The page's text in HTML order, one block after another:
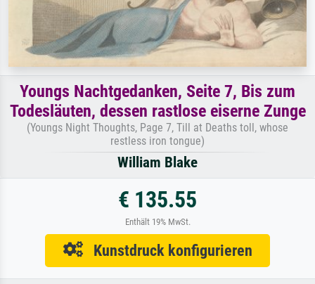
Youngs Nachtgedanken, Seite 7, Bis zum
Todesläuten, dessen rastlose eiserne Zunge
(Youngs Night Thoughts, Page 7, Till at Deaths toll, whose
restless iron tongue)
William Blake
€ 135.55
Enthält 19% MwSt.
Kunstdruck konfigurieren